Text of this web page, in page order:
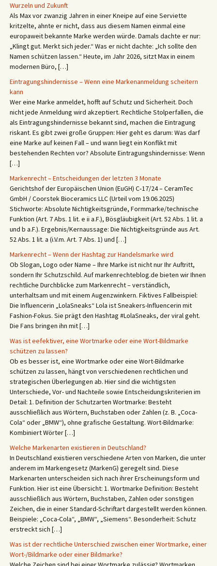
Wurzeln und Zukunft
Als Max vor zwanzig Jahren in einer Kneipe auf eine Serviette
kritzelte, ahnte er nicht, dass aus diesem Namen einmal eine
europaweit bekannte Marke werden würde. Damals dachte er nur:
„Klingt gut. Merkt sich jeder.“ Was er nicht dachte: „Ich sollte den
Namen schützen lassen.“ Heute, im Jahr 2026, sitzt Max in einem
modernen Büro, […]
Eintragungshindernisse – Wenn eine Markenanmeldung scheitern
kann
Wer eine Marke anmeldet, hofft auf Schutz und Sicherheit. Doch
nicht jede Anmeldung wird akzeptiert. Rechtliche Stolperfallen, die
als Eintragungshindernisse bekannt sind, machen die Eintragung
riskant. Es gibt zwei große Gruppen: Hier geht es darum: Was darf
eine Marke auf keinen Fall – und wann liegt ein Konflikt mit
bestehenden Rechten vor? Absolute Eintragungshindernisse: Wenn
[…]
Markenrecht – Entscheidungen der letzten 3 Monate
Gerichtshof der Europäischen Union (EuGH) C‑17/24 – CeramTec
GmbH / Coorstek Bioceramics LLC (Urteil vom 19.06.2025)
Stichworte: Absolute Nichtigkeitsgründe, Formmarke/technische
Funktion (Art. 7 Abs. 1 lit. e ii a.F.), Bösgläubigkeit (Art. 52 Abs. 1 lit. a
und b a.F.). Ergebnis/Kernaussage: Die Nichtigkeitsgründe aus Art.
52 Abs. 1 lit. a (i.V.m. Art. 7 Abs. 1) und […]
Markenrecht – Wenn der Hashtag zur Handelsmarke wird
Ob Slogan, Logo oder Name – Ihre Marke ist nicht nur Ihr Auftritt,
sondern Ihr Schutzschild. Auf markenrechteblog.de bieten wir Ihnen
rechtliche Durchblicke zum Markenrecht – verständlich,
unterhaltsam und mit einem Augenzwinkern. Fiktives Fallbeispiel:
Die Influencerin „LolaSneaks“ Lola ist Sneakers-Influencerin mit
Fashion-Fokus. Sie prägt den Hashtag #LolaSneaks, der viral geht.
Die Fans bringen ihn mit […]
Was ist eefektiver, eine Wortmarke oder eine Wort-Bildmarke
schützen zu lassen?
Ob es besser ist, eine Wortmarke oder eine Wort-Bildmarke
schützen zu lassen, hängt von verschiedenen rechtlichen und
strategischen Überlegungen ab. Hier sind die wichtigsten
Unterschiede, Vor- und Nachteile sowie Entscheidungskriterien im
Detail: 1. Definition der Schutzarten Wortmarke: Besteht
ausschließlich aus Wörtern, Buchstaben oder Zahlen (z. B. „Coca-
Cola“ oder „BMW“), ohne grafische Gestaltung. Wort-Bildmarke:
Kombiniert Wörter […]
Welche Markenarten existieren in Deutschland?
In Deutschland existieren verschiedene Arten von Marken, die unter
anderem im Markengesetz (MarkenG) geregelt sind. Diese
Markenarten unterscheiden sich nach ihrer Erscheinungsform und
Funktion. Hier ist eine Übersicht: 1. Wortmarke Definition: Besteht
ausschließlich aus Wörtern, Buchstaben, Zahlen oder sonstigen
Zeichen, die in einer Standard-Schriftart dargestellt werden können.
Beispiele: „Coca-Cola“, „BMW“, „Siemens“. Besonderheit: Schutz
erstreckt sich […]
Was ist der rechtliche Unterschied zwischen einer Wortmarke, einer
Wort-/Bildmarke oder einer Bildmarke?